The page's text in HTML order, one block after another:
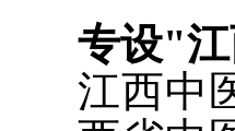
专设"
江西中